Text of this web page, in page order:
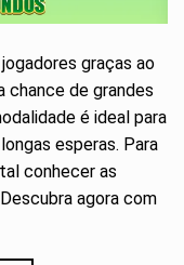
graças ao
chance de grandes
é ideal para
esperas. Para
conhecer as
agora com